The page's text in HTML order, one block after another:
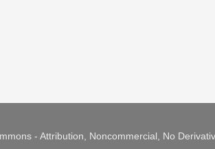
- Attribution, Noncommercial, No